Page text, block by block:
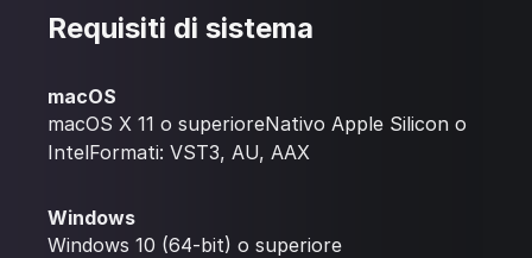
Requisiti di sistema
macOS
macOS X 11 o superioreNativo Apple Silicon o
IntelFormati: VST3, AU, AAX
Windows
Windows 10 (64-bit) o superiore